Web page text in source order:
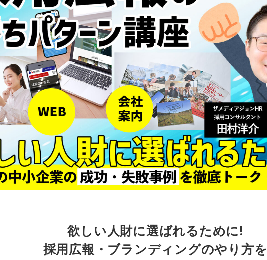
欲しい人財に選ばれるために!
採用広報・ブランディングのやり方を